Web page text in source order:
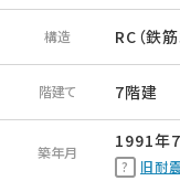
構造 RC（鉄
階建て 7階建
築年月
1991年
旧耐